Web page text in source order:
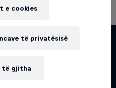
Tales
27 episodet
e cookies
të gjitha
të privatësisë